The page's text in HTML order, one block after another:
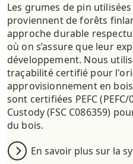
Les grumes de pin
proviennent de forêts
approche durable
où on s’assure que leur
développement. Nous
traçabilité certifié pour
approvisionnement en
sont certifiées PEFC
Custody(FSC C086359)
du bois.
En savoir plus sur la